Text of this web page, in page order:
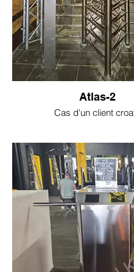
Atlas-2
Cas d'un client